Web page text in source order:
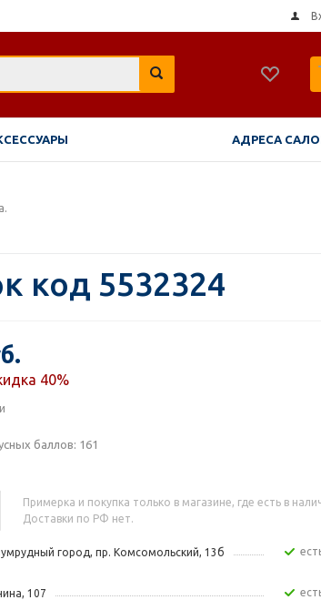
АДРЕСА
код 5532324
40%
баллов: 161
Примерка и покупка только в магазине, где есть в
Доставки по РФ нет.
город, пр. Комсомольский, 13б
107